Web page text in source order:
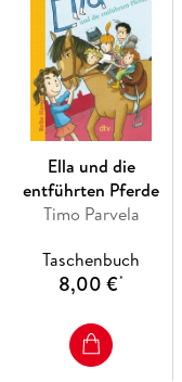
Ella und die
entführten Pferde
Timo Parvela
Taschenbuch
8,00 €*